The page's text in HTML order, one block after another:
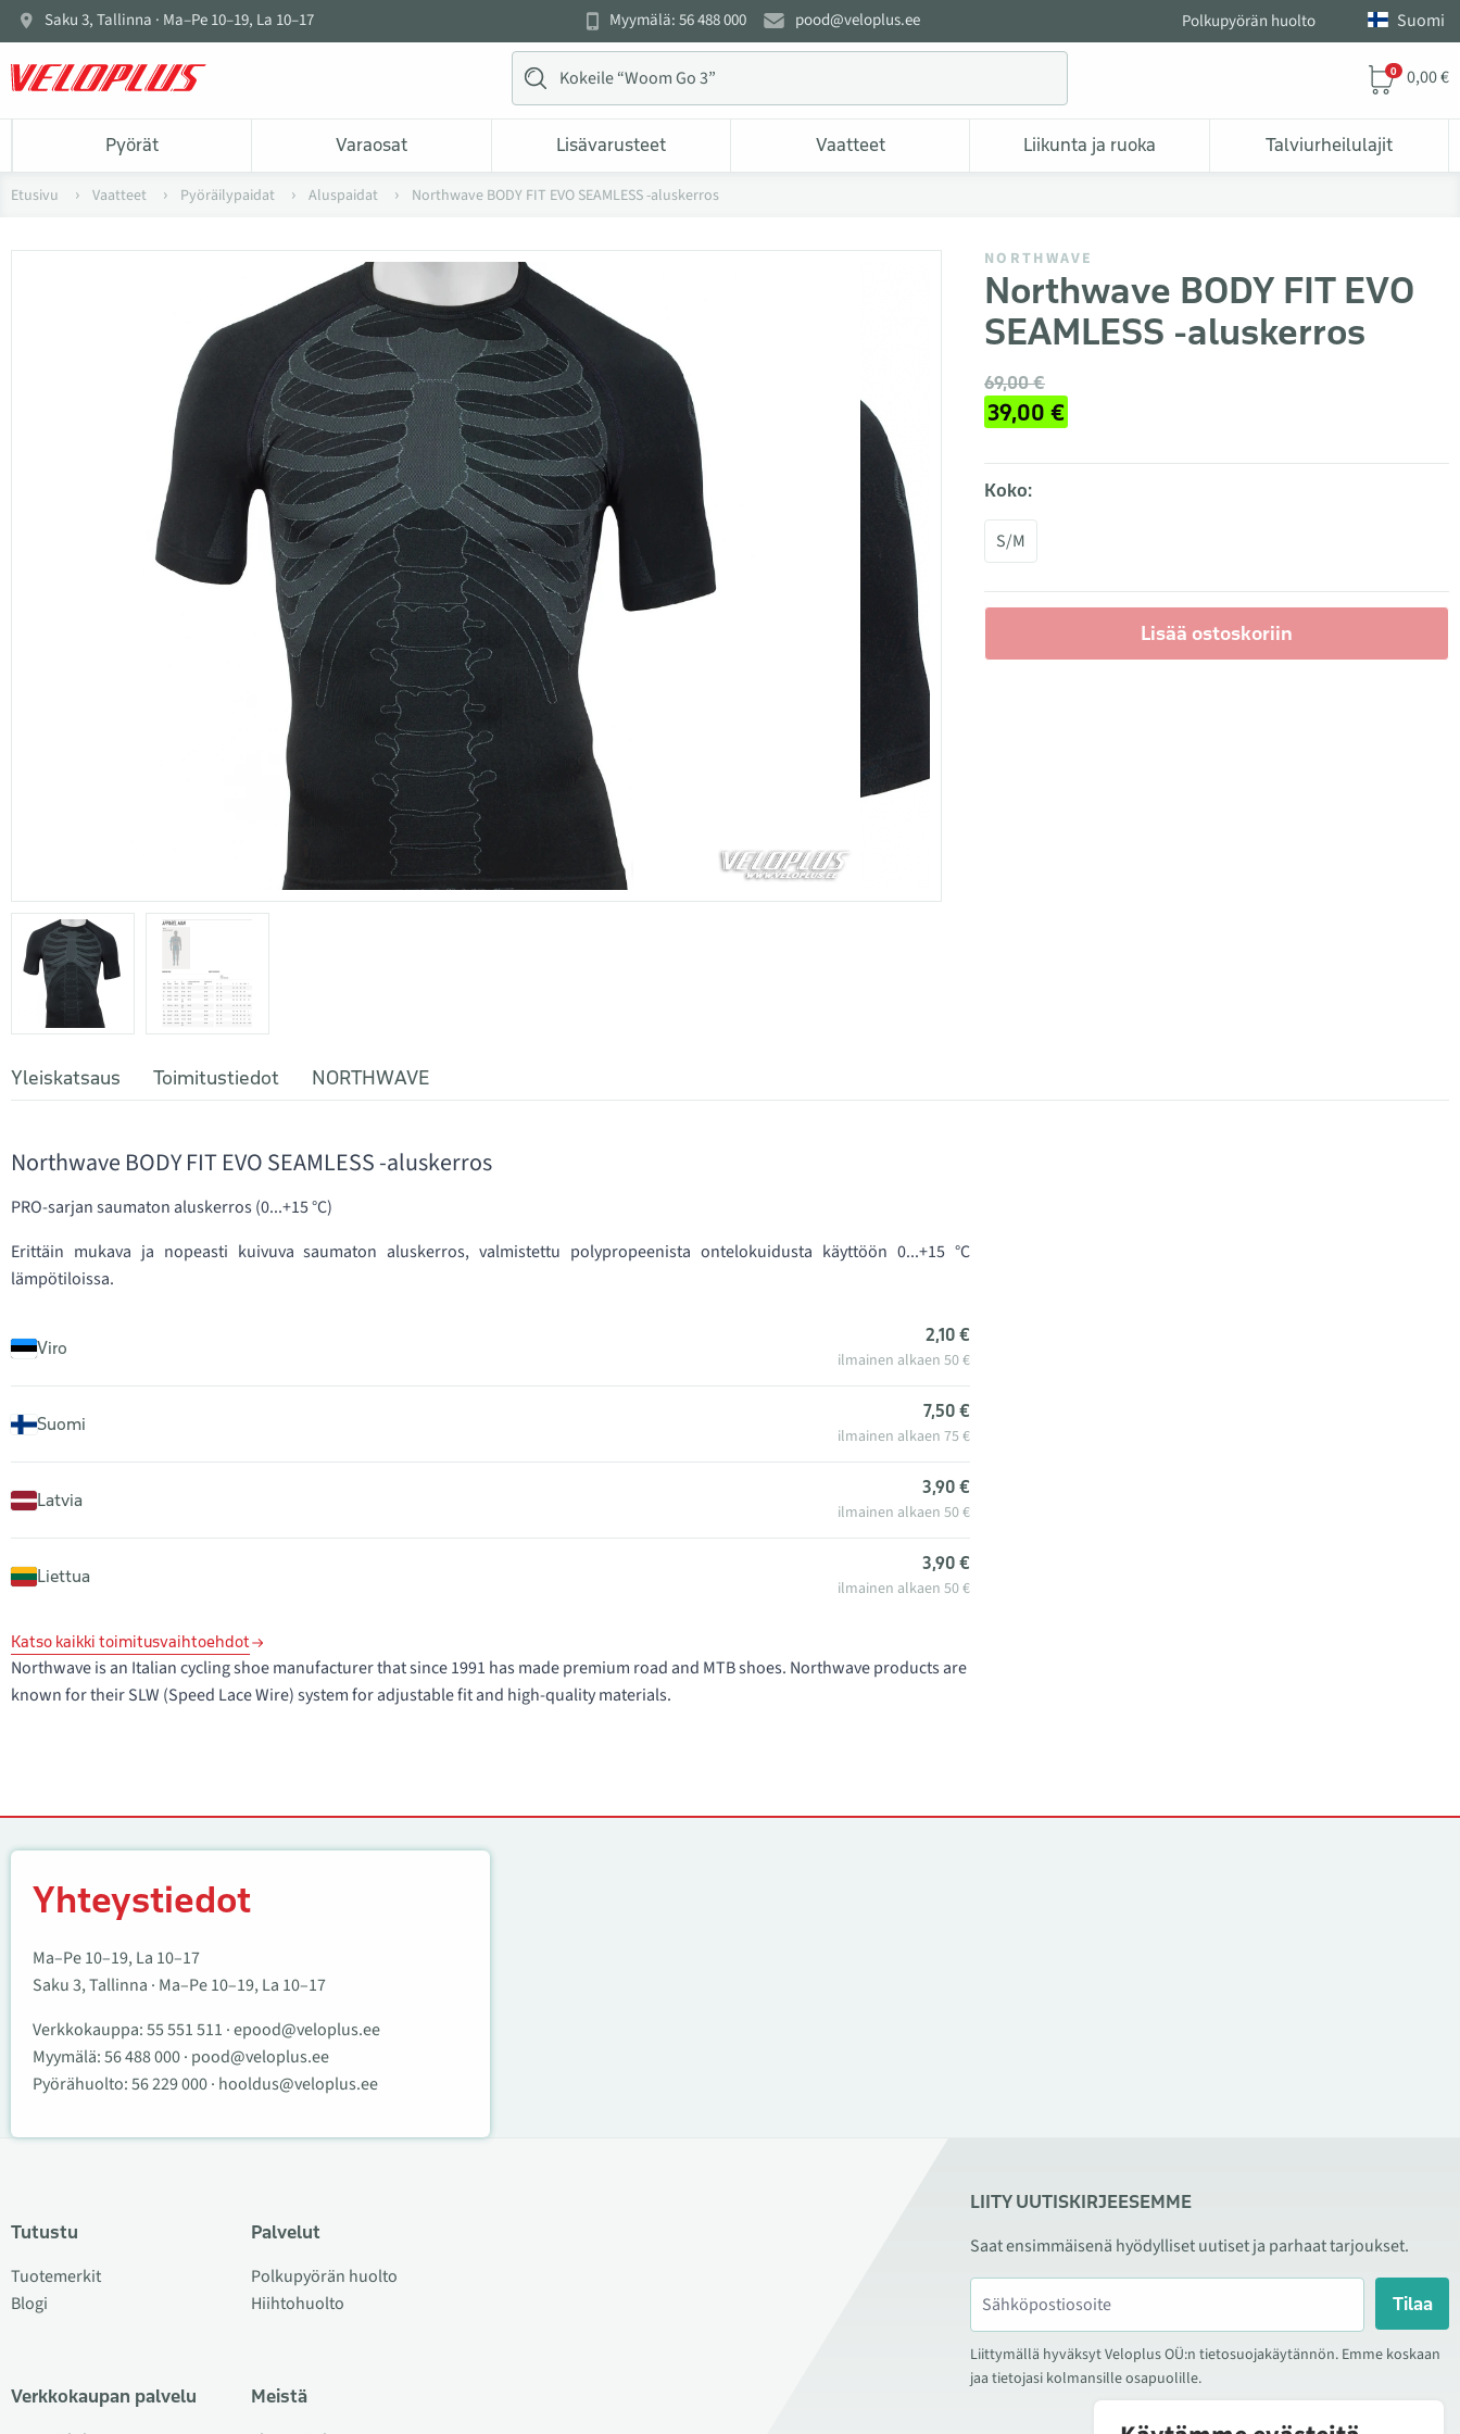
Saku 3, Tallinna · Ma–Pe 10–19, La 10–17 Myymälä: 56 488 000 pood@veloplus.ee Polkupyörän huolto Suomi
0 0,00 €
Pyörät Varaosat Lisävarusteet Vaatteet Liikunta ja ruoka Talviurheilulajit
Etusivu Vaatteet Pyöräilypaidat Aluspaidat Northwave BODY FIT EVO SEAMLESS -aluskerros
NORTHWAVE
Northwave BODY FIT EVO
SEAMLESS -aluskerros
69,00 €
39,00 €
Koko:
S/M
Lisää ostoskoriin
Yleiskatsaus Toimitustiedot NORTHWAVE
Northwave BODY FIT EVO SEAMLESS -aluskerros
PRO-sarjan saumaton aluskerros (0...+15 °C)
Erittäin mukava ja nopeasti kuivuva saumaton aluskerros, valmistettu polypropeenista ontelokuidusta käyttöön 0...+15 °C
lämpötiloissa.
Viro
2,10 €
ilmainen alkaen 50 €
Suomi
7,50 €
ilmainen alkaen 75 €
Latvia
3,90 €
ilmainen alkaen 50 €
Liettua
3,90 €
ilmainen alkaen 50 €
Katso kaikki toimitusvaihtoehdot
Northwave is an Italian cycling shoe manufacturer that since 1991 has made premium road and MTB shoes. Northwave products are
known for their SLW (Speed Lace Wire) system for adjustable fit and high-quality materials.
Yhteystiedot
Ma–Pe 10–19, La 10–17
Saku 3, Tallinna · Ma–Pe 10–19, La 10–17
Verkkokauppa:55 551 511 ·epood@veloplus.ee
Myymälä:56 488 000· pood@veloplus.ee
Pyörähuolto:56 229 000· hooldus@veloplus.ee
Tutustu
Tuotemerkit
Blogi
Verkkokaupan palvelu
Palvelut
Polkupyörän huolto
Hiihtohuolto
Meistä
LIITY UUTISKIRJEESEMME
Saat ensimmäisenä hyödylliset uutiset ja parhaat tarjoukset.
Tilaa
Liittymällä hyväksyt Veloplus OÜ:n tietosuojakäytännön. Emme koskaan
jaa tietojasi kolmansille osapuolille.